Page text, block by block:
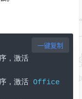
，激活
，激活 Office
一键复制